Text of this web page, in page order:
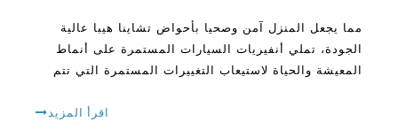
مما يجعل المنزل آمن وصحيا بأحواض تشاينا هيبا عالية
الجودة، تملي أنفيريات السيارات المستمرة على أنماط
المعيشة والحياة لاستيعاب التغييرات المستمرة التي تتم
اقرأ المزيد